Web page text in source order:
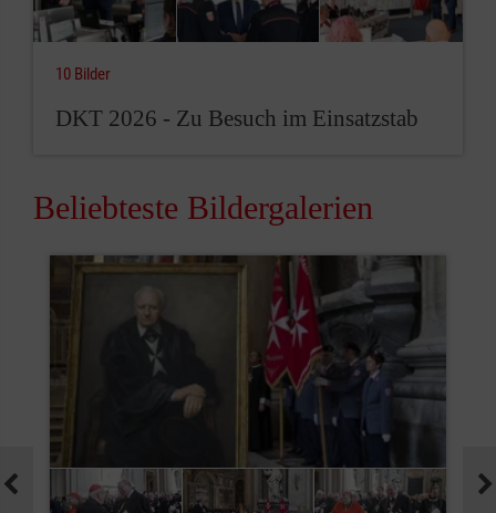
10 Bilder
DKT 2026 - Zu Besuch im Einsatzstab
Beliebteste Bildergalerien